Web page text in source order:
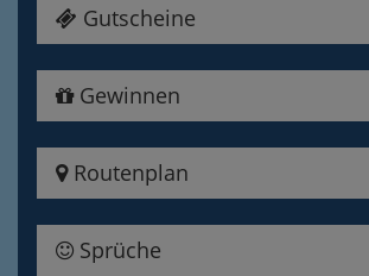
Gutscheine
Gewinnen
Routenplan
Sprüche